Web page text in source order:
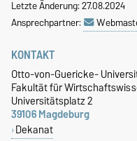
Letzte Änderung: 27.08.2024
Ansprechpartner:
KONTAKT
Otto-von-Guericke-
Fakultät für
Universitätsplatz 2
39106 Magdeburg
Dekanat